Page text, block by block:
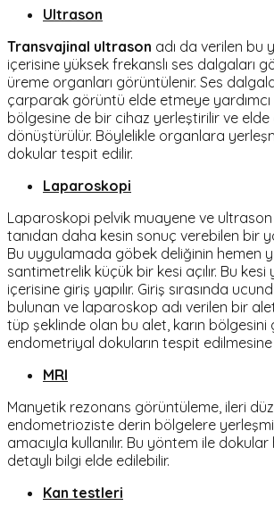
Ultrason
Transvajinal ultrason adı da verilen bu
içerisine yüksek frekanslı ses dalgaları
üreme organları görüntülenir. Ses
çarparak görüntü elde etmeye yardımcı
bölgesine de bir cihaz yerleştirilir ve
dönüştürülür. Böylelikle organlara
dokular tespit edilir.
Laparoskopi
Laparoskopi pelvik muayene ve ultrason
tanıdan daha kesin sonuç verebilen bir
Bu uygulamada göbek deliğinin hemen
santimetrelik küçük bir kesi açılır. Bu kesi
içerisine giriş yapılır. Giriş sırasında
bulunan ve laparoskop adı verilen bir alet
tüp şeklinde olan bu alet, karın
endometriyal dokuların tespit edilmesine
MRI
Manyetik rezonans görüntüleme, ileri
endometrioziste derin bölgelere
amacıyla kullanılır. Bu yöntem ile
detaylı bilgi elde edilebilir.
Kan testleri